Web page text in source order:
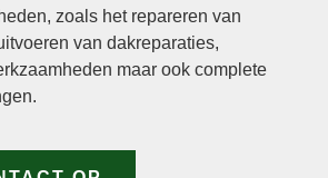
zoals het repareren van
van dakreparaties,
maar ook complete